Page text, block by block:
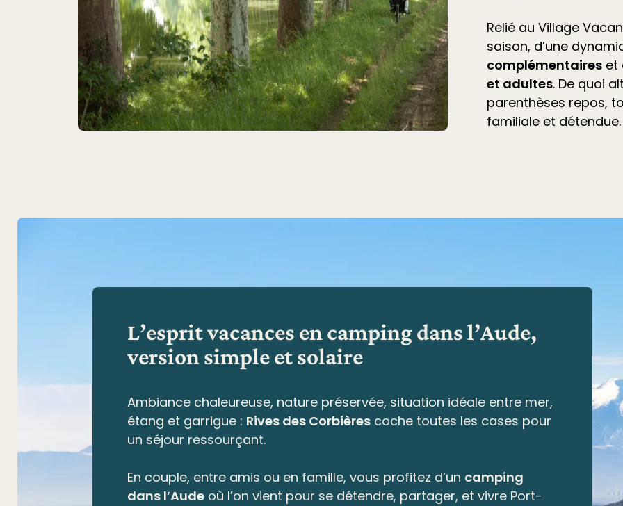
Relié au Village
saison, d’une
complémentaires et
et adultes. De quoi
parenthèses repos,
familiale et détendue.
L’esprit vacances en camping dans l’Aude,
version simple et solaire
Ambiance chaleureuse, nature préservée, situation idéale entre mer,
étang et garrigue : Rives des Corbièrescoche toutes les cases pour
un séjour ressourçant.
En couple, entre amis ou en famille, vous profitez d’un camping
dans l’Audeoù l’on vient pour se détendre, partager, et vivre Port-